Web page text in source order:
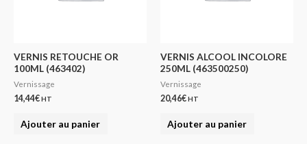
VERNIS RETOUCHE OR
100ML (463402)
Vernissage
14,44€HT
Ajouter au panier
VERNIS ALCOOL INCOLORE
250ML (463500250)
Vernissage
20,46€HT
Ajouter au panier